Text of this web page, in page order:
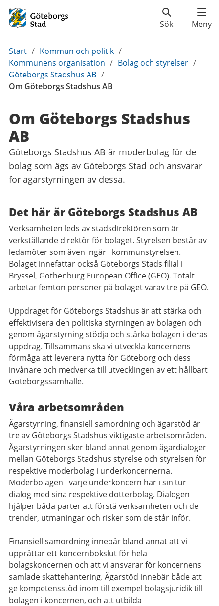
Du
är
här:
Start / Kommun och politik /
Kommunens organisation / Bolag och styrelser /
Göteborgs Stadshus AB /
Om Göteborgs Stadshus AB
Om Göteborgs Stadshus
AB
Göteborgs Stadshus AB är moderbolag för de
bolag som ägs av Göteborgs Stad och ansvarar
för ägarstyrningen av dessa.
Det här är Göteborgs Stadshus AB
Verksamheten leds av stadsdirektören som är
verkställande direktör för bolaget. Styrelsen består av
ledamöter som även ingår i kommunstyrelsen.
Bolaget innefattar också Göteborgs Stads filial i
Bryssel, Gothenburg European Office (GEO). Totalt
arbetar femton personer på bolaget varav tre på GEO.
Uppdraget för Göteborgs Stadshus är att stärka och
effektivisera den politiska styrningen av bolagen och
genom ägarstyrning stödja och stärka bolagen i deras
uppdrag. Tillsammans ska vi utveckla koncernens
förmåga att leverera nytta för Göteborg och dess
invånare och medverka till utvecklingen av ett hållbart
Göteborgssamhälle.
Våra arbetsområden
Ägarstyrning, finansiell samordning och ägarstöd är
tre av Göteborgs Stadshus viktigaste arbetsområden.
Ägarstyrningen sker bland annat genom ägardialoger
mellan Göteborgs Stadshus styrelse och styrelsen för
respektive moderbolag i underkoncernerna.
Moderbolagen i varje underkoncern har i sin tur
dialog med sina respektive dotterbolag. Dialogen
hjälper båda parter att förstå verksamheten och de
trender, utmaningar och risker som de står inför.
Finansiell samordning innebär bland annat att vi
upprättar ett koncernbokslut för hela
bolagskoncernen och att vi ansvarar för koncernens
samlade skattehantering. Ägarstöd innebär både att
ge kompetensstöd inom till exempel bolagsjuridik till
bolagen i koncernen, och att utbilda